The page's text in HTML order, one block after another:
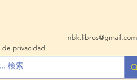
de privacidad
nbk.libros@gmail.com